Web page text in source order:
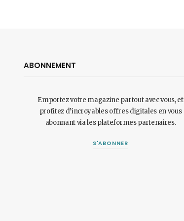
ABONNEMENT
Emportez votre magazine partout avec vous, et
profitez d’incroyables offres digitales en vous
abonnant via les plateformes partenaires.
S'ABONNER